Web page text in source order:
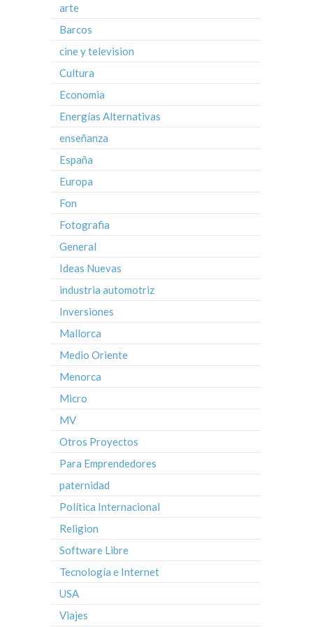
arte
Barcos
cine y television
Cultura
Economia
Energías Alternativas
enseñanza
España
Europa
Fon
Fotografia
General
Ideas Nuevas
industria automotriz
Inversiones
Mallorca
Medio Oriente
Menorca
Micro
MV
Otros Proyectos
Para Emprendedores
paternidad
Política Internacional
Religion
Software Libre
Tecnología e Internet
USA
Viajes